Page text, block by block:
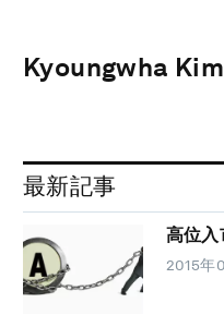
Kyoungwha Kim
最新記事
高位
2015年